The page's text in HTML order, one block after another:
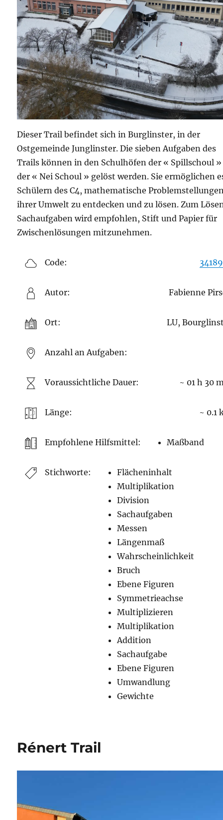
Dieser Trail befindet sich in Burglinster, in der
Ostgemeinde Junglinster. Die sieben Aufgaben des
Trails können in den Schulhöfen der « Spillschoul
der « Nei Schoul » gelöst werden. Sie ermöglichen
Schülern des C4, mathematische
ihrer Umwelt zu entdecken und zu lösen. Zum
Sachaufgaben wird empfohlen, Stift und Papier für
Zwischenlösungen mitzunehmen.
Code:
Autor: Fabienne
Ort: LU,
Anzahl an Aufgaben:
Voraussichtliche Dauer: ~ 01 h 30
Länge: ~ 0.1
Empfohlene Hilfsmittel: Maßband
Stichworte:
Flächeninhalt
Multiplikation
Division
Sachaufgaben
Messen
Längenmaß
Wahrscheinlichkeit
Bruch
Ebene Figuren
Symmetrieachse
Multiplizieren
Multiplikation
Addition
Sachaufgabe
Ebene Figuren
Umwandlung
Gewichte
Rénert Trail